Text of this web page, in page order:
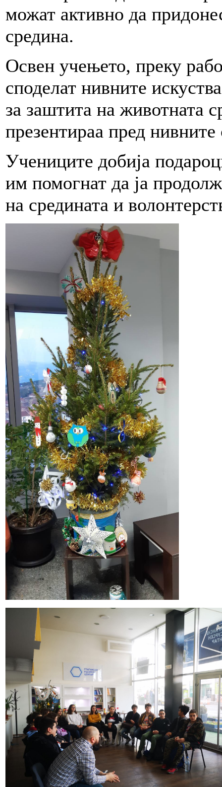
можат активно да
средина.
Освен учењето, преку
споделат нивните
за заштита на животната
презентираа пред
Учениците добија
им помогнат да ја
на средината и